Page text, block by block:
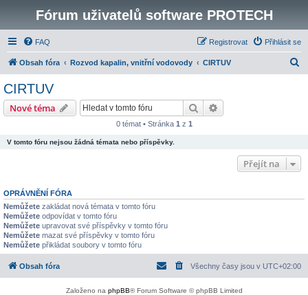
Fórum uživatelů software PROTECH
FAQ Přihlásit se
Registrovat
Obsah fóra Rozvod kapalin, vnitřní vodovody CIRTUV
CIRTUV
Nové téma Hledat
0 témat • Stránka 1 z 1
V tomto fóru nejsou žádná témata nebo příspěvky.
Přejít na
OPRÁVNĚNÍ FÓRA
Nemůžete zakládat nová témata v tomto fóru
Nemůžete odpovídat v tomto fóru
Nemůžete upravovat své příspěvky v tomto fóru
Nemůžete mazat své příspěvky v tomto fóru
Nemůžete přikládat soubory v tomto fóru
Obsah fóra Všechny časy jsou v UTC+02:00
Založeno na phpBB® Forum Software © phpBB Limited